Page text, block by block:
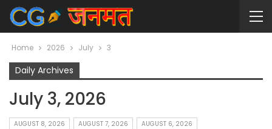
Home 2026 July 3
Daily Archives
July 3, 2026
AUGUST 8, 2026 AUGUST 7, 2026
AUGUST 6, 2026